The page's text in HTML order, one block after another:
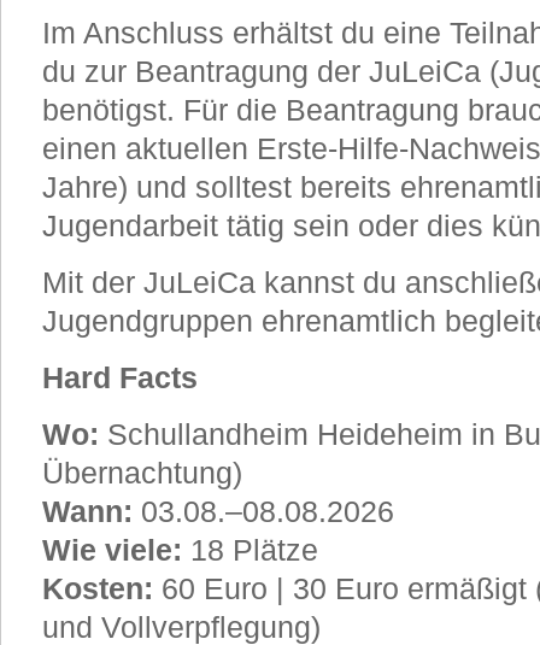
Im Anschluss erhältst du eine
du zur Beantragung der JuLeiCa
benötigst. Für die Beantragung
einen aktuellen Erste-Hilfe-
Jahre) und solltest bereits
Jugendarbeit tätig sein oder dies
Mit der JuLeiCa kannst du
Jugendgruppen ehrenamtlich
Hard Facts
Wo: Schullandheim Heideheim in
Übernachtung)
Wann: 03.08.–08.08.2026
Wie viele: 18 Plätze
Kosten: 60 Euro | 30 Euro
und Vollverpflegung)